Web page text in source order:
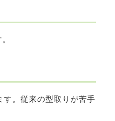
。従来の型取りが苦手